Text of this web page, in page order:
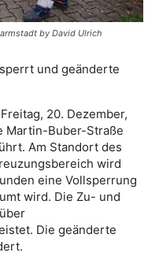
by David Ulrich
und geänderte
20. Dezember,
Martin-Buber-Straße
Am Standort des
wird
eine Vollsperrung
wird. Die Zu- und
Die geänderte